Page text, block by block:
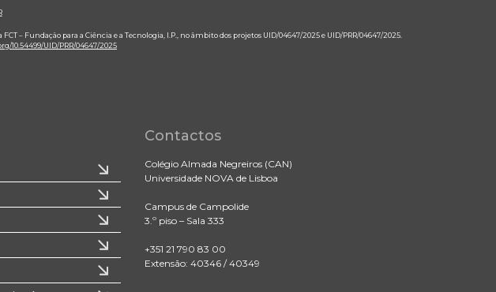
– Fundação para a Ciência e a Tecnologia, I.P., no âmbito dos projetos UID/04647/2025 e UID/PRR/04647/2025.
10.54499/UID/PRR/04647/2025
Contactos
Colégio Almada Negreiros (CAN)
Universidade NOVA de Lisboa
Campus de Campolide
3.º piso – Sala 333
+351 21 790 83 00
Extensão: 40346 / 40349